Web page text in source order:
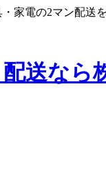
家電の2マン配送